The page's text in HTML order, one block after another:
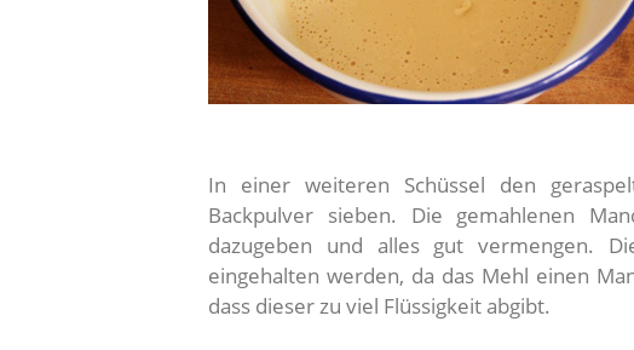
In einer weiteren Schüssel den
Backpulver sieben. Die gemahlenen
dazugeben und alles gut vermengen.
eingehalten werden, da das Mehl einen
dass dieser zu viel Flüssigkeit abgibt.